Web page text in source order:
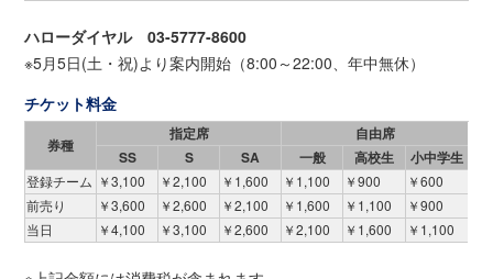
ハローダイヤル 03-5777-8600
※5月5日(土・祝)より案内開始（8:00～22:00、年中無休）
チケット料金
券種
指定席
自由席
SS
S SA 一般 高校生 小中学生
登録チーム ￥3,100 ￥2,100 ￥1,600 ￥1,100 ￥900
￥600
前売り
￥3,600 ￥2,600 ￥2,100 ￥1,600 ￥1,100
￥900
当日
￥4,100 ￥3,100 ￥2,600 ￥2,100 ￥1,600 ￥1,100